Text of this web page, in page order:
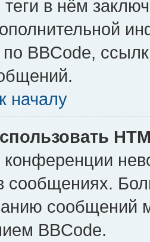
в нём
по BBCode,
началу
конференции
сообщениях.
сообщений
BBCode.